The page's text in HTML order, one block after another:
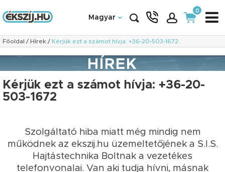
Magyar
0
Főoldal / Hírek / Kérjük ezt a számot hívja: +36-20-503-1672
HÍREK
Kérjük ezt a számot hívja: +36-20-
503-1672
Szolgáltató hiba miatt még mindig nem
működnek az ekszij.hu üzemeltetőjének a S.I.S.
Hajtástechnika Boltnak a vezetékes
telefonvonalai. Van aki tudja hívni, másnak